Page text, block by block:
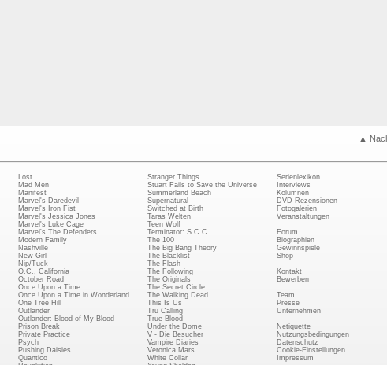
▲
Lost
Mad Men
Manifest
Marvel's Daredevil
Marvel's Iron Fist
Marvel's Jessica Jones
Marvel's Luke Cage
Marvel's The Defenders
Modern Family
Nashville
New Girl
Nip/Tuck
O.C., California
October Road
Once Upon a Time
Once Upon a Time in Wonderland
One Tree Hill
Outlander
Outlander: Blood of My Blood
Prison Break
Private Practice
Psych
Pushing Daisies
Quantico
Stranger Things
Stuart Fails to Save the Universe
Summerland Beach
Supernatural
Switched at Birth
Taras Welten
Teen Wolf
Terminator: S.C.C.
The 100
The Big Bang Theory
The Blacklist
The Flash
The Following
The Originals
The Secret Circle
The Walking Dead
This Is Us
Tru Calling
True Blood
Under the Dome
V - Die Besucher
Vampire Diaries
Veronica Mars
White Collar
Serienlexikon
Interviews
Kolumnen
DVD-Rezensionen
Fotogalerien
Veranstaltungen
Forum
Biographien
Gewinnspiele
Shop
Kontakt
Bewerben
Team
Presse
Unternehmen
Netiquette
Nutzungsbedingungen
Datenschutz
Cookie-Einstellungen
Impressum